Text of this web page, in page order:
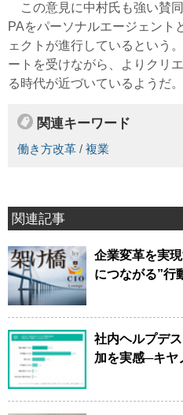
この意見に中村氏も強い賛
PAをパーソナルエージェント
ェクトが進行しているという
ートを受けながら、よりクリ
る時代が近づいているようだ。
関連キーワード
働き方改革 / 複業
関連記事
企業変革を実
につながる”行
社内ヘルプデ
加を実感─キヤ